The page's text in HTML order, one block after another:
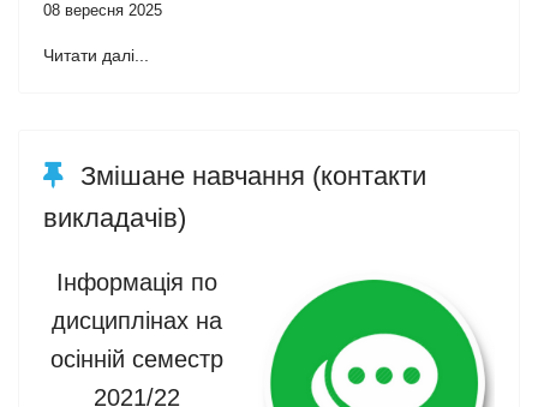
08 вересня 2025
Читати далі...
Змішане навчання (контакти
викладачів)
Інформація по
дисциплінах на
осінній семестр
2021/22